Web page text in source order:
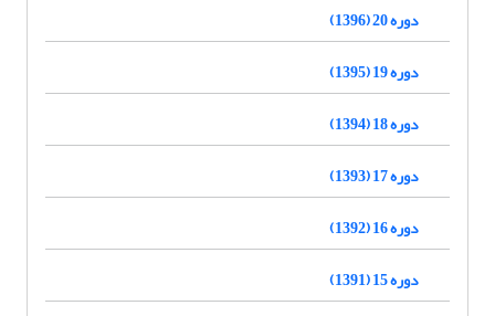
دوره 20 (1396)
دوره 19 (1395)
دوره 18 (1394)
دوره 17 (1393)
دوره 16 (1392)
دوره 15 (1391)